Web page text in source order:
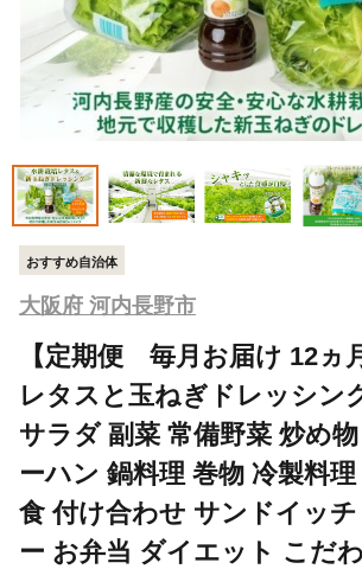
おすすめ自治体
大阪府 河内長野市
【定期便 毎月お届け 12ヵ
レタスと玉ねぎドレッシン
サラダ 副菜 常備野菜 炒め
ーハン 鍋料理 巻物 冷製料
食 付け合わせ サンドイッ
ー お弁当 ダイエット こだ